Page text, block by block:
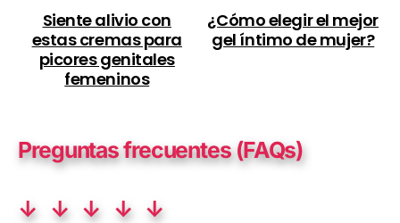
Siente alivio con
estas cremas para
picores genitales
femeninos
¿Cómo elegir el mejor
gel íntimo de mujer?
Preguntas frecuentes (FAQs)
↓ ↓ ↓ ↓ ↓